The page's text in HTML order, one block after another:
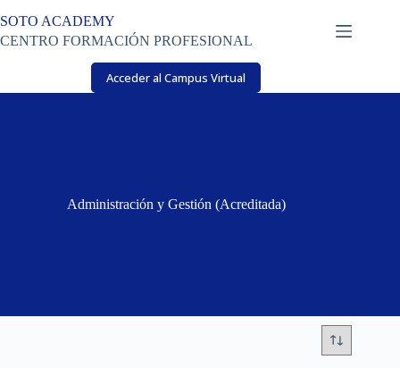
al
contenido
SOTO ACADEMY
CENTRO FORMACIÓN PROFESIONAL
Acceder al Campus Virtual
Administración y Gestión (Acreditada)